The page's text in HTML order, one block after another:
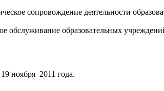
сопровождение деятельности
образовательных
ноября 2011 года.